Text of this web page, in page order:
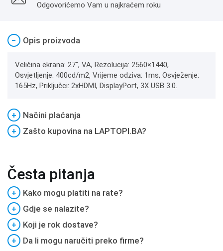
Odgovorićemo Vam u najkraćem roku
− Opis proizvoda
Veličina ekrana: 27", VA, Rezolucija: 2560×1440,
Osvjetljenje: 400cd/m2, Vrijeme odziva: 1ms, Osvježenje:
165Hz, Priključci: 2xHDMI, DisplayPort, 3X USB 3.0.
+
Načini plaćanja
+
Zašto kupovina na LAPTOPI.BA?
Česta pitanja
+
Kako mogu platiti na rate?
+
Gdje se nalazite?
+
Koji je rok dostave?
+
Da li mogu naručiti preko firme?